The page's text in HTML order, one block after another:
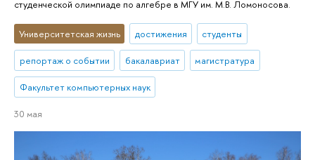
студенческой олимпиаде по алгебре в МГУ им. М.В. Ломоносова.
Университетская жизнь достижения студенты
репортаж о событии бакалавриат магистратура
Факультет компьютерных наук
30 мая